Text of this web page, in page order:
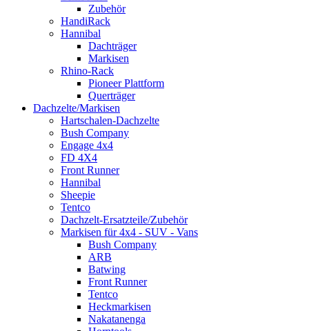
Zubehör
HandiRack
Hannibal
Dachträger
Markisen
Rhino-Rack
Pioneer Plattform
Querträger
Dachzelte/Markisen
Hartschalen-Dachzelte
Bush Company
Engage 4x4
FD 4X4
Front Runner
Hannibal
Sheepie
Tentco
Dachzelt-Ersatzteile/Zubehör
Markisen für 4x4 - SUV - Vans
Bush Company
ARB
Batwing
Front Runner
Tentco
Heckmarkisen
Nakatanenga